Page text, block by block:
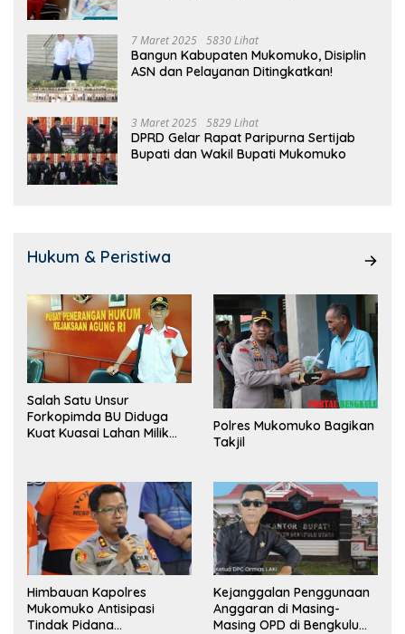
7 Maret 2025 5830 Lihat
Bangun Kabupaten Mukomuko, Disiplin
ASN dan Pelayanan Ditingkatkan!
3 Maret 2025 5829 Lihat
DPRD Gelar Rapat Paripurna Sertijab
Bupati dan Wakil Bupati Mukomuko
Hukum & Peristiwa
Salah Satu Unsur
Forkopimda BU Diduga
Kuat Kuasai Lahan Milik
Polres Mukomuko Bagikan
Takjil
Himbauan Kapolres
Mukomuko Antisipasi
Tindak Pidana
Kejanggalan Penggunaan
Anggaran di Masing-
Masing OPD di Bengkulu